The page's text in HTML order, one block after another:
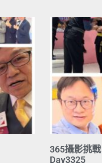
365攝影挑
Day3325